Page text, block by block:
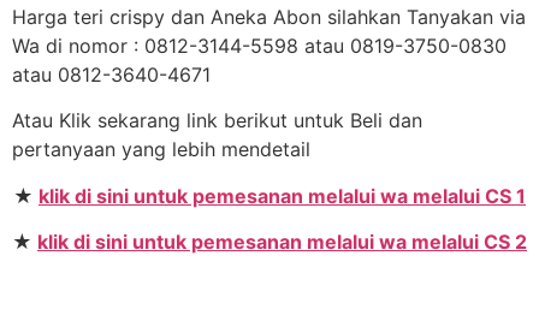
Harga teri crispy dan Aneka Abon silahkan Tanyakan via
Wa di nomor : 0812-3144-5598 atau 0819-3750-0830
atau 0812-3640-4671
Atau Klik sekarang link berikut untuk Beli dan
pertanyaan yang lebih mendetail
★ klik di sini untuk pemesanan melalui wa melalui CS 1
★ klik di sini untuk pemesanan melalui wa melalui CS 2